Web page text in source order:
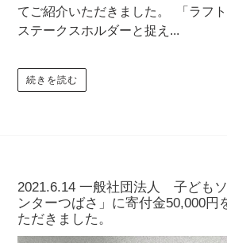
てご紹介いただきました。 「ラフ
ステークスホルダーと捉え...
続きを読む
2021.6.14 一般社団法人 子ども
ンターつばさ」に寄付金50,000円
ただきました。